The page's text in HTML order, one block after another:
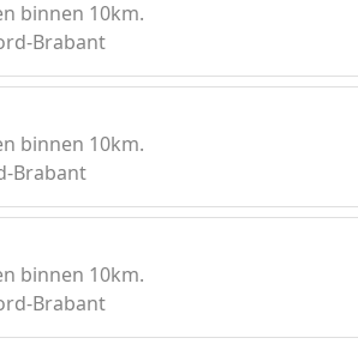
binnen 10km.
Brabant
binnen 10km.
Brabant
binnen 10km.
Brabant